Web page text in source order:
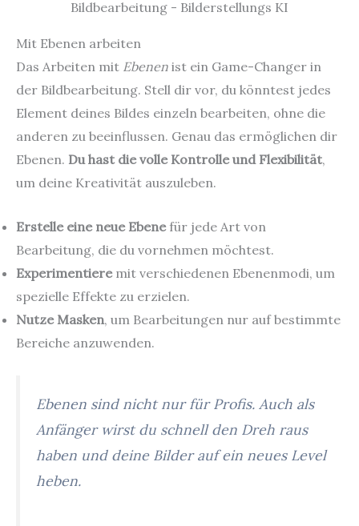
Mit Ebenen arbeiten
Das Arbeiten mit Ebenen ist ein Game-Changer in
der Bildbearbeitung. Stell dir vor, du könntest jedes
Element deines Bildes einzeln bearbeiten, ohne die
anderen zu beeinflussen. Genau das ermöglichen dir
Ebenen. Du hast die volle Kontrolle und Flexibilität,
um deine Kreativität auszuleben.
Erstelle eine neue Ebenefür jede Art von
Bearbeitung, die du vornehmen möchtest.
Experimentieremit verschiedenen Ebenenmodi, um
spezielle Effekte zu erzielen.
Nutze Masken, um Bearbeitungen nur auf bestimmte
Bereiche anzuwenden.
Ebenen sind nicht nur für Profis. Auch als
Anfänger wirst du schnell den Dreh raus
haben und deine Bilder auf ein neues Level
heben.